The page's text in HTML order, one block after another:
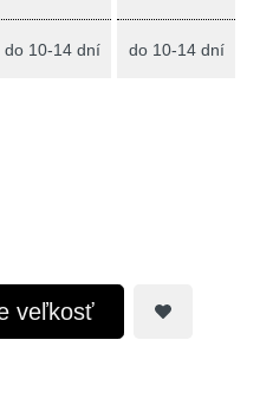
do 10-14 dní do 10-14 dní
veľkosť